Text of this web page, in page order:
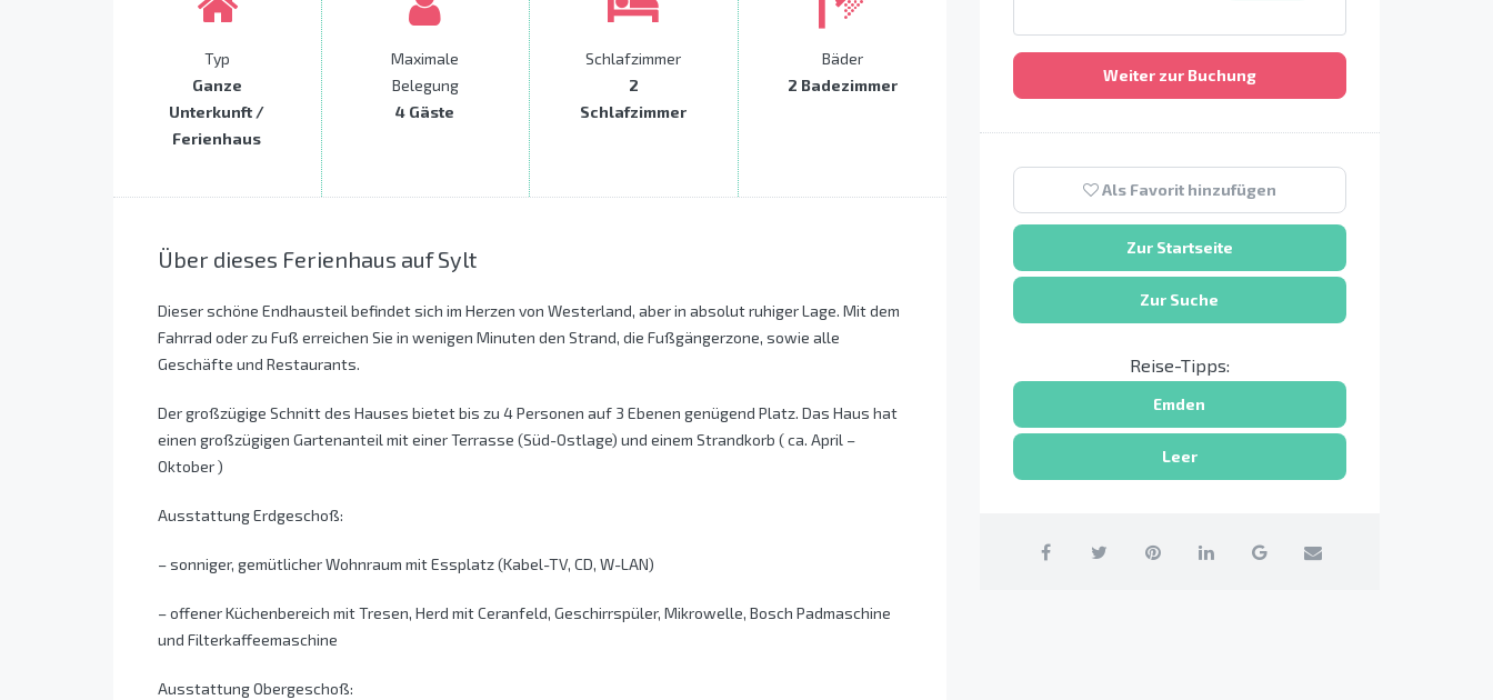
Typ
Ganze
Unterkunft /
Ferienhaus
Maximale
Belegung
4 Gäste
Schlafzimmer
2
Schlafzimmer
Bäder
2 Badezimmer
Über dieses Ferienhaus auf Sylt
Dieser schöne Endhausteil befindet sich im Herzen von Westerland, aber in absolut ruhiger Lage. Mit dem
Fahrrad oder zu Fuß erreichen Sie in wenigen Minuten den Strand, die Fußgängerzone, sowie alle
Geschäfte und Restaurants.
Der großzügige Schnitt des Hauses bietet bis zu 4 Personen auf 3 Ebenen genügend Platz. Das Haus hat
einen großzügigen Gartenanteil mit einer Terrasse (Süd-Ostlage) und einem Strandkorb ( ca. April –
Oktober )
Ausstattung Erdgeschoß:
– sonniger, gemütlicher Wohnraum mit Essplatz (Kabel-TV, CD, W-LAN)
– offener Küchenbereich mit Tresen, Herd mit Ceranfeld, Geschirrspüler, Mikrowelle, Bosch Padmaschine
und Filterkaffeemaschine
Ausstattung Obergeschoß:
Weiter zur Buchung
Als Favorit hinzufügen
Zur Startseite
Zur Suche
Reise-Tipps:
Emden
Leer